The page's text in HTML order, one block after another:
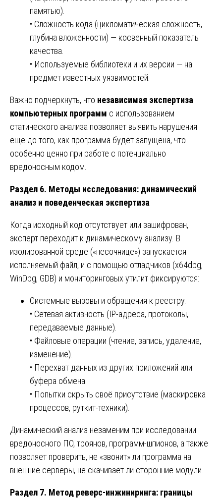
памятью).
• Сложность кода (цикломатическая сложность,
глубина вложенности) — косвенный показатель
качества.
• Используемые библиотеки и их версии — на
предмет известных уязвимостей.
Важно подчеркнуть, что независимая экспертиза
компьютерных программ с использованием
статического анализа позволяет выявить нарушения
ещё до того, как программа будет запущена, что
особенно ценно при работе с потенциально
вредоносным кодом.
Раздел 6. Методы исследования: динамический
анализ и поведенческая экспертиза
Когда исходный код отсутствует или зашифрован,
эксперт переходит к динамическому анализу. В
изолированной среде («песочнице») запускается
исполняемый файл, и с помощью отладчиков (x64dbg,
WinDbg, GDB) и мониторинговых утилит фиксируются:
Системные вызовы и обращения к реестру.
• Сетевая активность (IP-адреса, протоколы,
передаваемые данные).
• Файловые операции (чтение, запись, удаление,
изменение).
• Перехват данных из других приложений или
буфера обмена.
• Попытки скрыть своё присутствие (маскировка
процессов, руткит-техники).
Динамический анализ незаменим при исследовании
вредоносного ПО, троянов, программ-шпионов, а также
позволяет проверить, не «звонит» ли программа на
внешние серверы, не скачивает ли сторонние модули.
Раздел 7. Метод реверс-инжиниринга: границы